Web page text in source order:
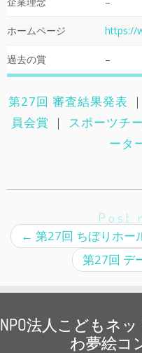
ホームページ https://
過去の賞 –
第27回 審査結果発表 ｜
員会賞 ｜ スポーツチ
ータ
Post
← 第27回 ちぼりホー
第27回 デ
NPO法人こどもネ
わ夢絵コ